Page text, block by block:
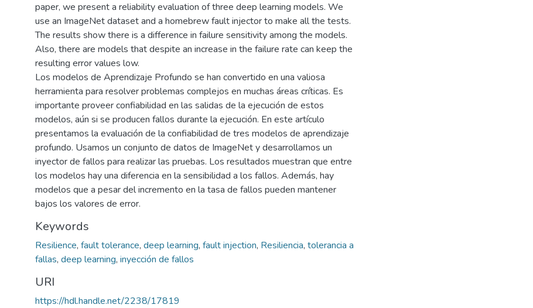
paper, we present a reliability evaluation of three deep learning models. We
use an ImageNet dataset and a homebrew fault injector to make all the tests.
The results show there is a difference in failure sensitivity among the models.
Also, there are models that despite an increase in the failure rate can keep the
resulting error values low.
Los modelos de Aprendizaje Profundo se han convertido en una valiosa
herramienta para resolver problemas complejos en muchas áreas críticas. Es
importante proveer confiabilidad en las salidas de la ejecución de estos
modelos, aún si se producen fallos durante la ejecución. En este artículo
presentamos la evaluación de la confiabilidad de tres modelos de aprendizaje
profundo. Usamos un conjunto de datos de ImageNet y desarrollamos un
inyector de fallos para realizar las pruebas. Los resultados muestran que entre
los modelos hay una diferencia en la sensibilidad a los fallos. Además, hay
modelos que a pesar del incremento en la tasa de fallos pueden mantener
bajos los valores de error.
Keywords
Resilience, fault tolerance, deep learning, fault injection, Resiliencia, tolerancia a
fallas, deep learning, inyección de fallos
URI
https://hdl.handle.net/2238/17819